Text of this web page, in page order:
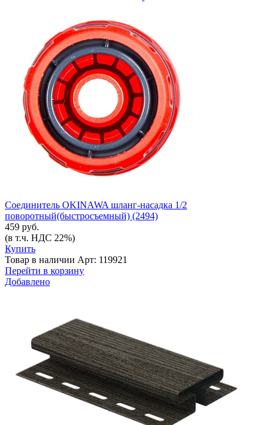
Соединитель OKINAWA шланг-насадка 1/2
поворотный(быстросъемный) (2494)
459 руб.
(в т.ч. НДС 22%)
Купить
Товар в наличии Арт: 119921
Перейти в корзину
Добавлено